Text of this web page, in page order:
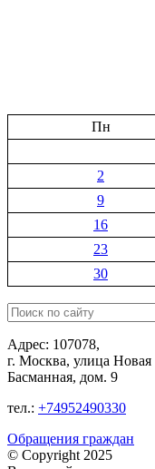
Пн
2
9
16
23
30
Поиск:
Адрес: 107078,
г. Москва, улица Новая
Басманная, дом. 9
тел.: +74952490330
Обращения граждан
© Copyright 2025